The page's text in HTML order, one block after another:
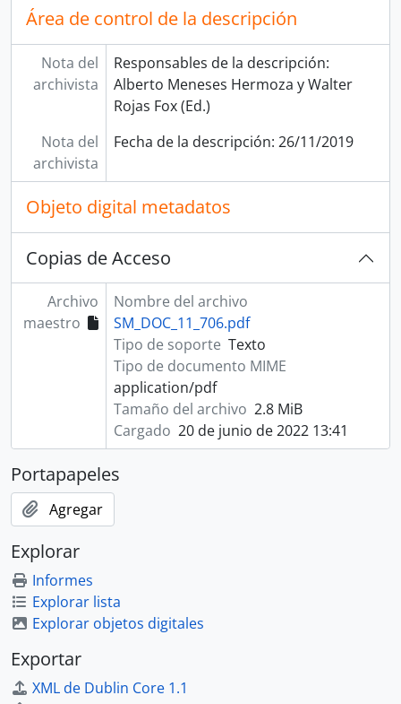
Área de control de la descripción
Nota del
archivista
Responsables de la descripción:
Alberto Meneses Hermoza y Walter
Rojas Fox (Ed.)
Nota del
archivista
Fecha de la descripción: 26/11/2019
Objeto digital metadatos
Copias de Acceso
Archivo
maestro
Nombre del archivo
SM_DOC_11_706.pdf
Tipo de soporte Texto
Tipo de documento MIME
application/pdf
Tamaño del archivo 2.8 MiB
Cargado 20 de junio de 2022 13:41
Portapapeles
Agregar
Explorar
Informes
Explorar lista
Explorar objetos digitales
Exportar
XML de Dublin Core 1.1